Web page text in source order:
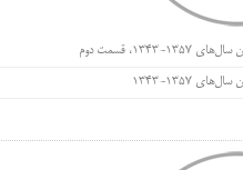
قسمت دوم
1357-1343